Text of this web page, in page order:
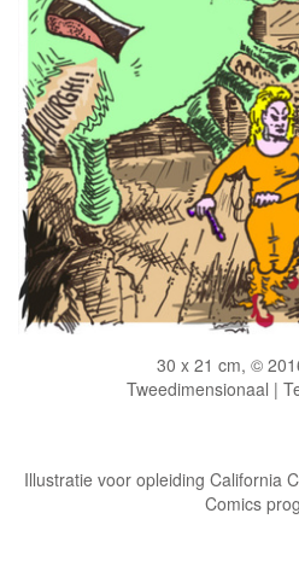
30 x 21 cm, ©
Tweedimensionaal |
Illustratie voor opleiding California
Comics